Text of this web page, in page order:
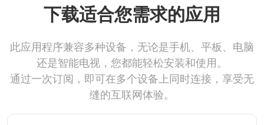
下载适合您需求的应用
此应用程序兼容多种设备，无论是手机、平板、电脑
还是智能电视，您都能轻松安装和使用。
通过一次订阅，即可在多个设备上同时连接，享受无
缝的互联网体验。